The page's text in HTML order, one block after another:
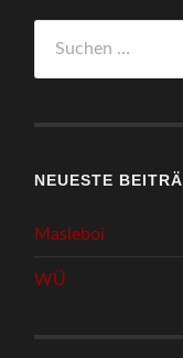
nach:
NEUESTE
Masleboi
WÜ